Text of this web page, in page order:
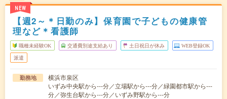
NEW
【週2～＊日勤のみ】保育園で子どもの健康管
理など＊看護師
職種未経験OK 交通費別途支給あり 土日祝日が休み WEB登録OK
派遣
勤務地
横浜市泉区
いずみ中央駅から---分／立場駅から---分／緑園都市駅から---
分／弥生台駅から---分／いずみ野駅から---分